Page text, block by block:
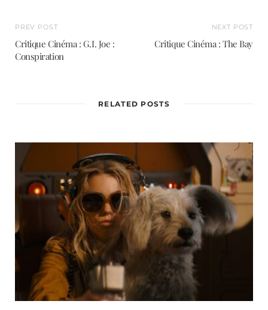
PREV POST
Critique Cinéma : G.I. Joe :
Conspiration
NEXT POST
Critique Cinéma : The Bay
RELATED POSTS